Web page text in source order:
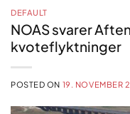
DEFAULT
NOAS svarer
kvoteflyktninger
POSTED ON 19. NOVEMBER